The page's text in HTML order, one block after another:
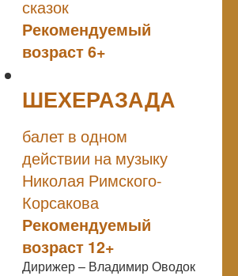
сказок
Рекомендуемый
возраст 6+
ШЕХЕРАЗАДА
балет в одном
действии на музыку
Николая Римского-
Корсакова
Рекомендуемый
возраст 12+
Дирижер – Владимир Оводок